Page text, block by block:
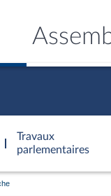
Travaux
parlementaires